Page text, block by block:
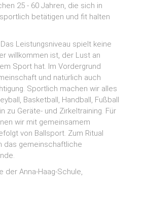
25 - 60 Jahren, die sich in
betätigen und fit halten
Leistungsniveau spielt keine
willkommen ist, der Lust an
Sport hat. Im Vordergrund
und natürlich auch
Sportlich machen wir alles
Basketball, Handball, Fußball
zu Geräte- und Zirkeltraining. Für
wir mit gemeinsamem
von Ballsport. Zum Ritual
das gemeinschaftliche
der Anna-Haag-Schule,